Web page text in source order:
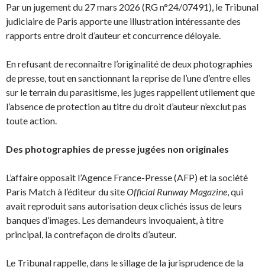
Par un jugement du 27 mars 2026 (RG n°24/07491), le Tribunal
judiciaire de Paris apporte une illustration intéressante des
rapports entre droit d’auteur et concurrence déloyale.
En refusant de reconnaître l’originalité de deux photographies
de presse, tout en sanctionnant la reprise de l’une d’entre elles
sur le terrain du parasitisme, les juges rappellent utilement que
l’absence de protection au titre du droit d’auteur n’exclut pas
toute action.
Des photographies de presse jugées non originales
L’affaire opposait l’Agence France-Presse (AFP) et la société
Paris Match à l’éditeur du siteOfficial Runway Magazine, qui
avait reproduit sans autorisation deux clichés issus de leurs
banques d’images. Les demandeurs invoquaient, à titre
principal, la contrefaçon de droits d’auteur.
Le Tribunal rappelle, dans le sillage de la jurisprudence de la